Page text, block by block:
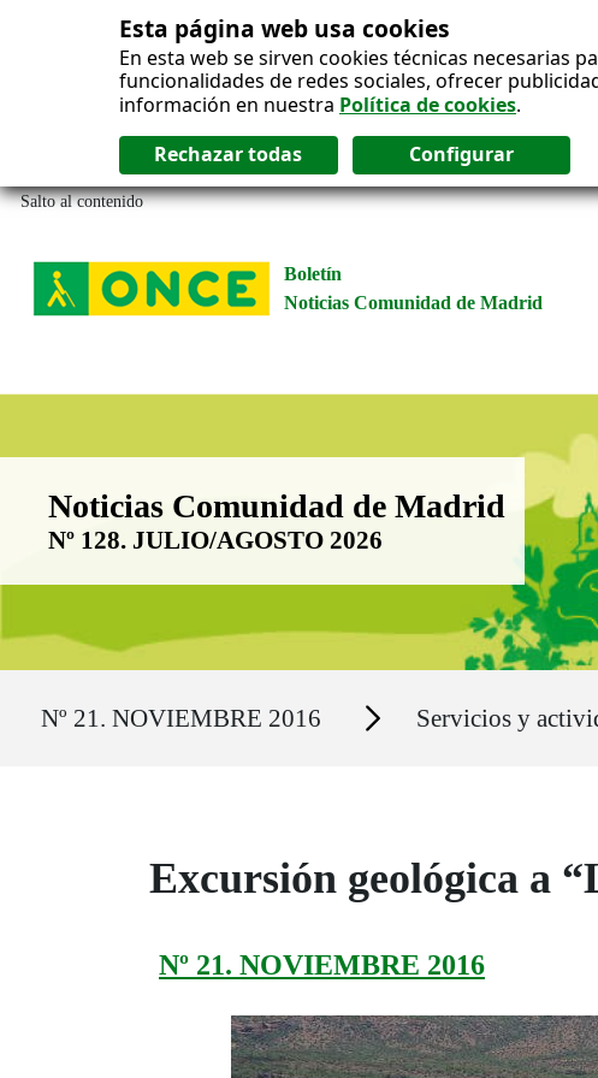
Esta página web usa cookies
En esta web se sirven cookies técnicas necesarias
funcionalidades de redes sociales, ofrecer
información en nuestra Política de cookies.
Salto al contenido
Boletín
Noticias Comunidad de Madrid
Boletín Noticias Comunidad de
Noticias Comunidad de Madrid
Nº 128. JULIO/AGOSTO 2026
Nº 21. NOVIEMBRE 2016 Secciones Servicios y
Excursión geológica a
Nº 21. NOVIEMBRE 2016